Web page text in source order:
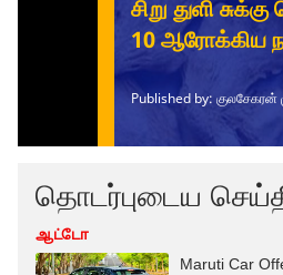
தொடர்புடைய
ஆட்டோ
Maruti Car